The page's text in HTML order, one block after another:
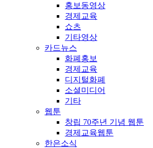
홍보동영상
경제교육
쇼츠
기타영상
카드뉴스
화폐홍보
경제교육
디지털화폐
소셜미디어
기타
웹툰
창립 70주년 기념 웹툰
경제교육웹툰
한은소식